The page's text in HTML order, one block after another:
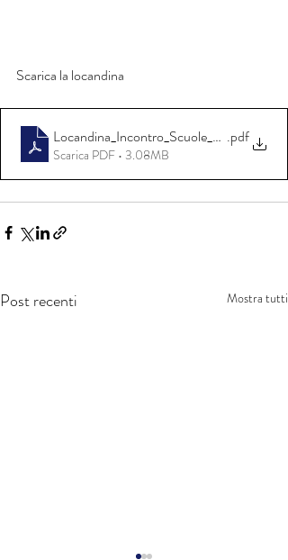
Scarica la locandina
Locandina_Incontro_Scuole_23.01.2024
.pdf
Scarica PDF • 3.08MB
Post recenti Mostra tutti